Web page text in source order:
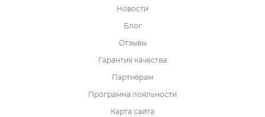
Новости
Блог
Отзывы
Гарантия качества
Партнёрам
Программа лояльности
Карта сайта